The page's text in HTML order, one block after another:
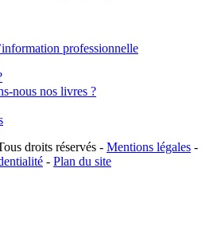
professionnelle
nous nos livres ?
droits réservés - Mentions légales -
- Plan du site